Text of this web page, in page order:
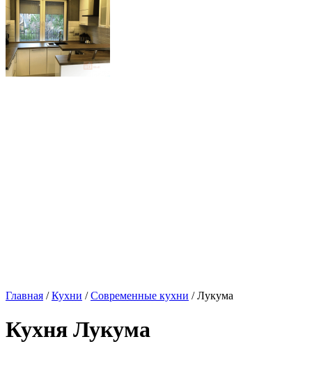
Главная /Кухни /Современные кухни / Лукума
Кухня Лукума